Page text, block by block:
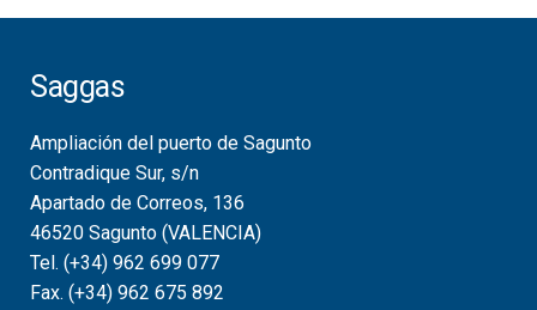
Saggas
Ampliación del puerto de Sagunto
Contradique Sur, s/n
Apartado de Correos, 136
46520 Sagunto (VALENCIA)
Tel. (+34) 962 699 077
Fax. (+34) 962 675 892